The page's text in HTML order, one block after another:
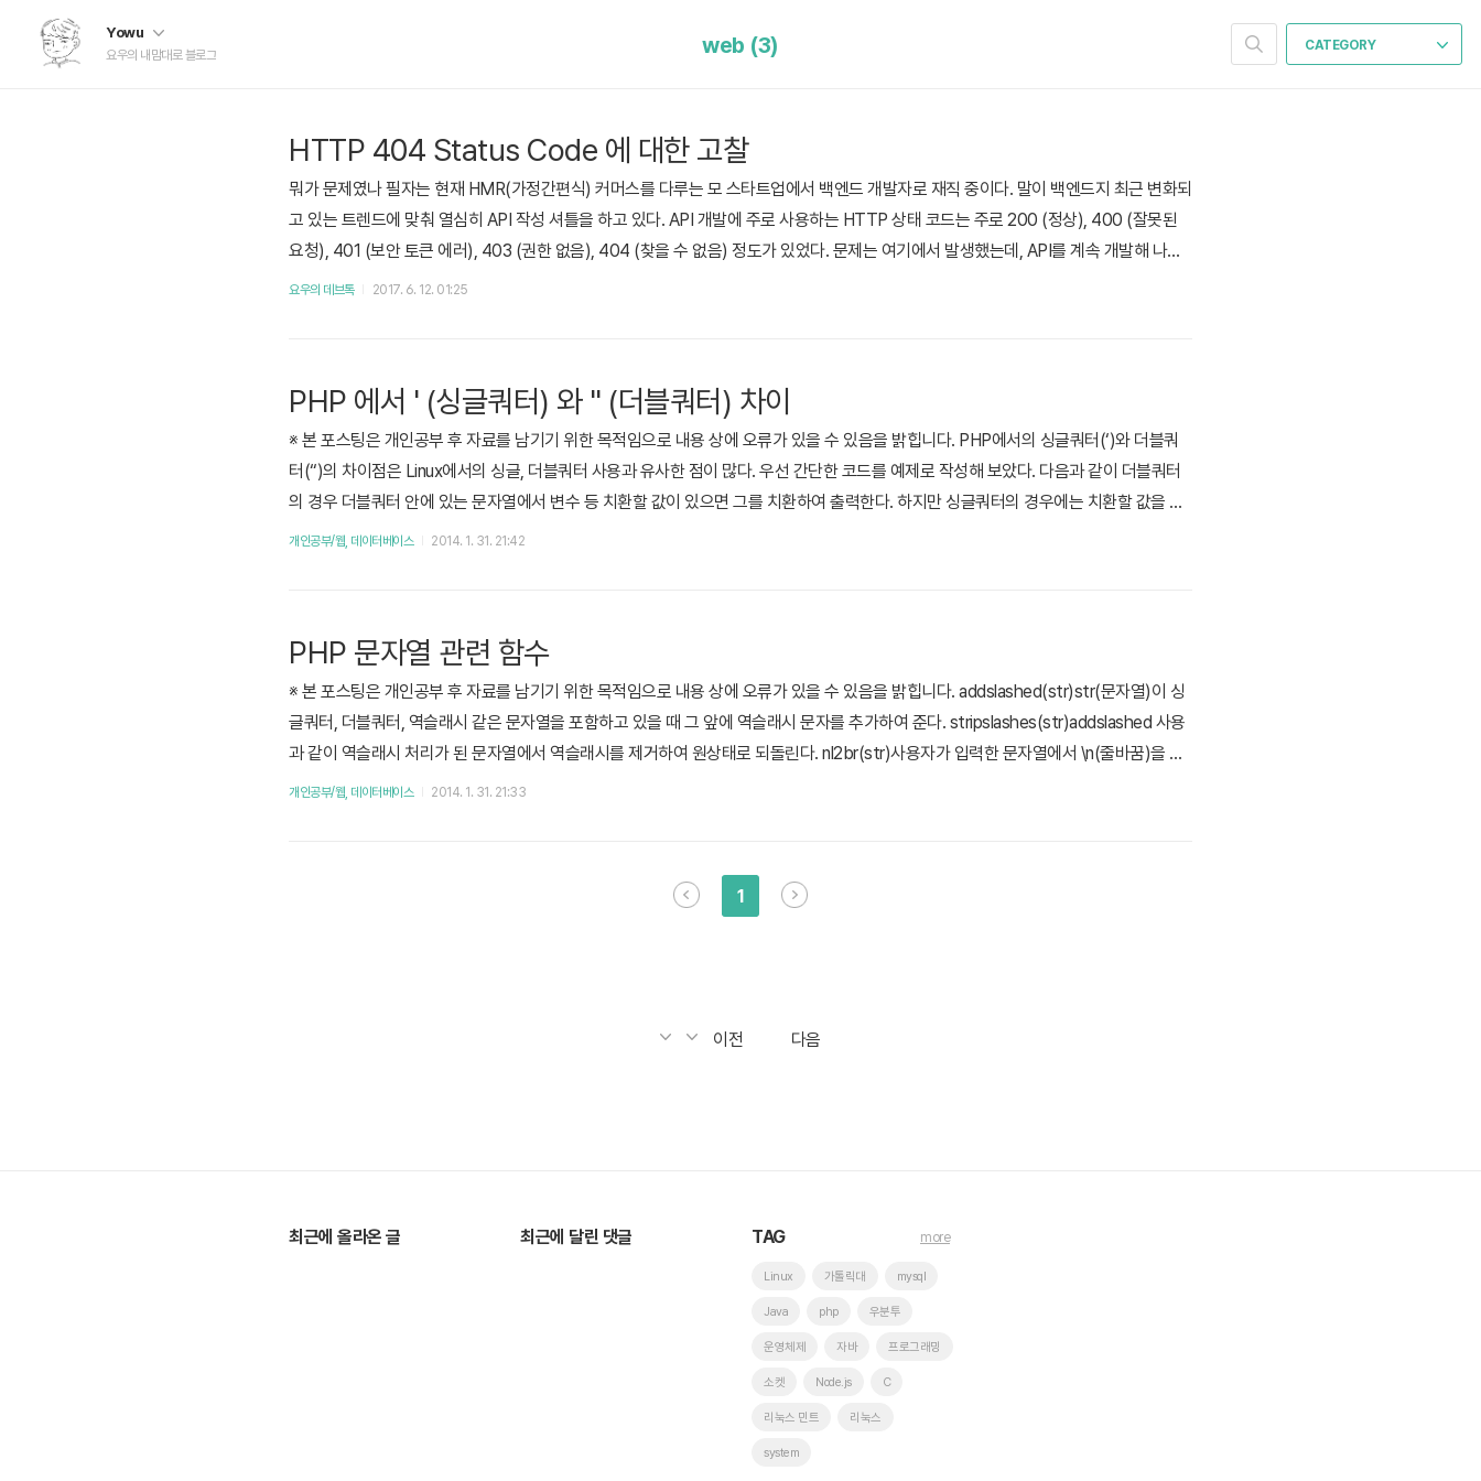
Yowu
요우의 내맘대로 블로그
CATEGORY
web (3)
HTTP 404 Status Code 에 대한 고찰
뭐가 문제였나 필자는 현재 HMR(가정간편식) 커머스를 다루는 모 스타트업에서 백엔드 개발자로 재직 중이다. 말이 백엔드지 최근 변화되
고 있는 트렌드에 맞춰 열심히 API 작성 셔틀을 하고 있다. API 개발에 주로 사용하는 HTTP 상태 코드는 주로 200 (정상), 400 (잘못된
요청), 401 (보안 토큰 에러), 403 (권한 없음), 404 (찾을 수 없음) 정도가 있었다. 문제는 여기에서 발생했는데, API를 계속 개발해 나가
다 보니 API 요청 시 데이터가 없을 때 200 상태 코드에 빈 배열을 돌려주어야 하는지, 404 상태 코드를 돌려주어야 되는지 상황에 따라
요우의 데브톡 2017. 6. 12. 01:25
PHP 에서 ' (싱글쿼터) 와 " (더블쿼터) 차이
※ 본 포스팅은 개인공부 후 자료를 남기기 위한 목적임으로 내용 상에 오류가 있을 수 있음을 밝힙니다. PHP에서의 싱글쿼터(‘)와 더블쿼
터(“)의 차이점은 Linux에서의 싱글, 더블쿼터 사용과 유사한 점이 많다. 우선 간단한 코드를 예제로 작성해 보았다. 다음과 같이 더블쿼터
의 경우 더블쿼터 안에 있는 문자열에서 변수 등 치환할 값이 있으면 그를 치환하여 출력한다. 하지만 싱글쿼터의 경우에는 치환할 값을 찾
지 않고 그대로 값을 출력한다. 이는 리눅스 상의 vim에서 색상으로 보아도 비교할 수 있다. 첫 번째 에코의 경우 더블쿼터 안에 있어서 $na
개인공부/웹, 데이터베이스 2014. 1. 31. 21:42
PHP 문자열 관련 함수
※ 본 포스팅은 개인공부 후 자료를 남기기 위한 목적임으로 내용 상에 오류가 있을 수 있음을 밝힙니다. addslashed(str)str(문자열)이 싱
글쿼터, 더블쿼터, 역슬래시 같은 문자열을 포함하고 있을 때 그 앞에 역슬래시 문자를 추가하여 준다. stripslashes(str)addslashed 사용
과 같이 역슬래시 처리가 된 문자열에서 역슬래시를 제거하여 원상태로 되돌린다. nl2br(str)사용자가 입력한 문자열에서 \n(줄바꿈)을 태
그로 치환해준다. echo(str)입력한 문자열을 출력한다. print(str)입력한 문자열을 출력한다. printf(형식, 변수)문자열을 지정한 형식으로
개인공부/웹, 데이터베이스 2014. 1. 31. 21:33
1
이전 다음
최근에 올라온 글 최근에 달린 댓글 TAG
Linux 가톨릭대 mysql
Java php 우분투
운영체제 자바 프로그래밍
소켓 Node.js C
리눅스 민트 리눅스
system
more